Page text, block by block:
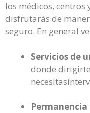
los médicos, centros
disfrutarás de
seguro. En general
Servicios de
donde